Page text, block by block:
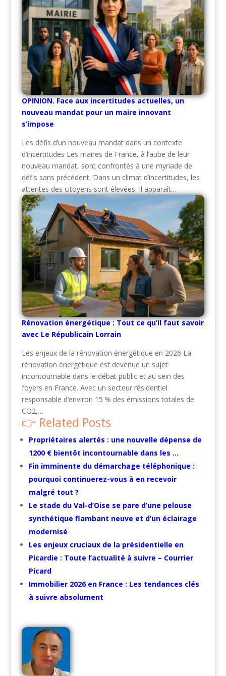
OPINION. Face aux incertitudes actuelles, un
nouveau mandat pour un maire innovant
s’impose
Les défis d’un nouveau mandat dans un contexte
d’incertitudes Les maires de France, à l’aube de leur
nouveau mandat, sont confrontés à une myriade de
défis sans précédent. Dans un climat d’incertitudes, les
attentes des citoyens sont élevées. Il apparaît…
Rénovation énergétique : Tout ce qu’il faut savoir
avec Le Républicain Lorrain
Les enjeux de la rénovation énergétique en 2026 La
rénovation énergétique est devenue un sujet
incontournable dans le débat public et au sein des
foyers en France. Avec un secteur résidentiel
responsable d’environ 15 % des émissions totales de
CO2,…
Related Posts
Propriétaires alertés : une nouvelle dépense de
1200 € bientôt incontournable dans les …
Fin imminente du démarchage téléphonique :
pourquoi continuerez-vous à en recevoir
malgré tout ?
Le stade du Val-d’Oise se pare d’une pelouse
synthétique flambant neuve et d’un éclairage
modernisé
Les enjeux cruciaux de la présidentielle en
Picardie : Toute l’actualité à suivre – Courrier
Picard
Immobilier 2026 en France : Les tendances clés
à suivre absolument